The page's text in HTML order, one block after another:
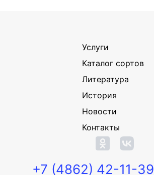
Услуги
Каталог сортов
Литература
История
Новости
Контакты
+7 (4862) 42-11-39